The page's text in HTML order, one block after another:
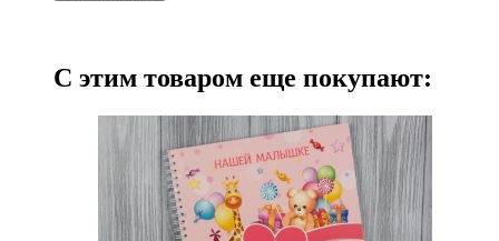
С этим товаром еще покупают: